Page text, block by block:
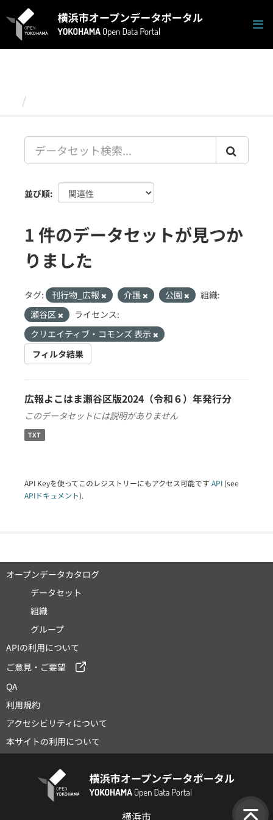
キ
並び順
1 件のデータセットが見つか
りました
タグ: 刊行物_広報 介護 公園
組織:
瀬谷区
ライセンス:
クリエイティブ・コモンズ 表示
フィルタ結果
広報よこはま瀬谷区版2024（令和６）年発行分
このデータセットには説明がありません
TXT
API Keyを使ってこのレジストリーにもアクセス可能です API (see
APIドキュメント).
オープンデータカタログ
データセット
組織
グループ
APIの利用について
ご意見・ご要望
QA
利用規約
アクセシビリティについて
本サイトの利用について
横浜市